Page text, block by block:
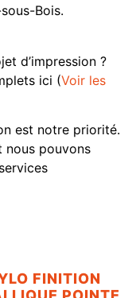
Bois.
d’impression ?
ici (Voir les
est notre priorité.
nous pouvons
FINITION